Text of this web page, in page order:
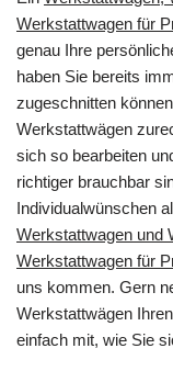
Werkstattwagen für
genau Ihre
haben Sie bereits
zugeschnitten
Werkstattwägen
sich so bearbeiten
richtiger brauchbar
Individualwünschen
Werkstattwagen und
Werkstattwagen für
uns kommen. Gern
Werkstattwägen
einfach mit, wie Sie